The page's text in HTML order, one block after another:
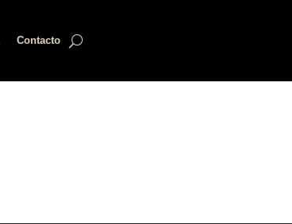
Contacto